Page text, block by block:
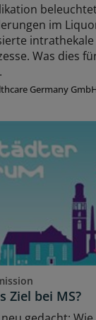
im
intrathekale
Was dies
Germany
Ziel bei MS?